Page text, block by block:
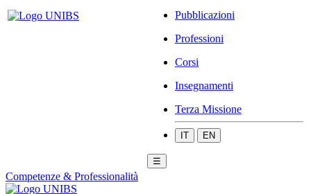
Pubblicazioni
Professioni
Corsi
Insegnamenti
Terza Missione
IT EN
☰
Competenze & Professionalità